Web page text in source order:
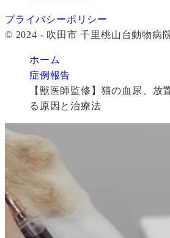
プライバシーポリシー
© 2024 - 吹田市 千里桃山台動物病
ホーム
症例報告
【獣医師監修】猫の血尿、放
る原因と治療法